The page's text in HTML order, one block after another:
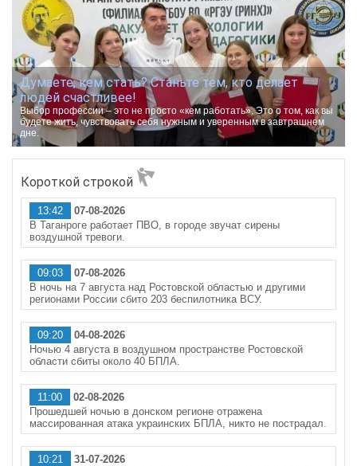
Думаете, кем стать? Станьте тем, кто делает
людей счастливее!
Выбор профессии – это не просто «кем работать». Это о том, как вы
будете жить, чувствовать себя нужным и уверенным в завтрашнем
дне.
Короткой строкой
13:42
07-08-2026
В Таганроге работает ПВО, в городе звучат сирены
воздушной тревоги.
09:03
07-08-2026
В ночь на 7 августа над Ростовской областью и другими
регионами России сбито 203 беспилотника ВСУ.
09:20
04-08-2026
Ночью 4 августа в воздушном пространстве Ростовской
области сбиты около 40 БПЛА.
11:00
02-08-2026
Прошедшей ночью в донском регионе отражена
массированная атака украинских БПЛА, никто не пострадал.
10:21
31-07-2026